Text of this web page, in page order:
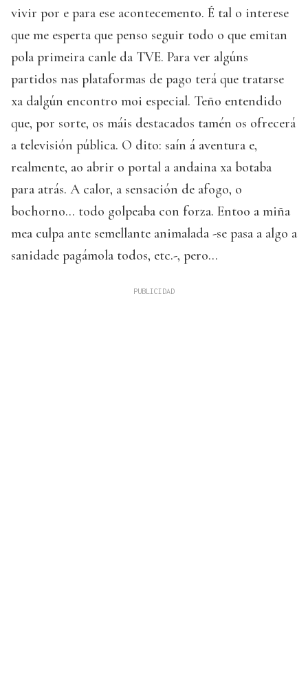
vivir por e para ese acontecemento. É tal o interese
que me esperta que penso seguir todo o que emitan
pola primeira canle da TVE. Para ver algúns
partidos nas plataformas de pago terá que tratarse
xa dalgún encontro moi especial. Teño entendido
que, por sorte, os máis destacados tamén os ofrecerá
a televisión pública. O dito: saín á aventura e,
realmente, ao abrir o portal a andaina xa botaba
para atrás. A calor, a sensación de afogo, o
bochorno... todo golpeaba con forza. Entoo a miña
mea culpa ante semellante animalada -se pasa a algo a
sanidade pagámola todos, etc.-, pero...